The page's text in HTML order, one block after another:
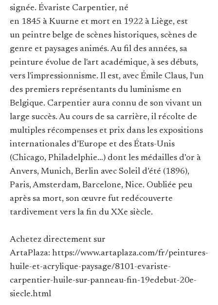
signée. Évariste Carpentier, né
en 1845 à Kuurne et mort en 1922 à Liège, est
un peintre belge de scènes historiques, scènes de
genre et paysages animés. Au fil des années, sa
peinture évolue de l'art académique, à ses débuts,
vers l'impressionnisme. Il est, avec Émile Claus, l'un
des premiers représentants du luminisme en
Belgique. Carpentier aura connu de son vivant un
large succès. Au cours de sa carrière, il récolte de
multiples récompenses et prix dans les expositions
internationales d’Europe et des États-Unis
(Chicago, Philadelphie…) dont les médailles d’or à
Anvers, Munich, Berlin avec Soleil d’été (1896),
Paris, Amsterdam, Barcelone, Nice. Oubliée peu
après sa mort, son œuvre fut redécouverte
tardivement vers la fin du XXe siècle.
Achetez directement sur
ArtaPlaza: https://www.artaplaza.com/fr/peintures-
huile-et-acrylique-paysage/8101-evariste-
carpentier-huile-sur-panneau-fin-19edebut-20e-
siecle.html